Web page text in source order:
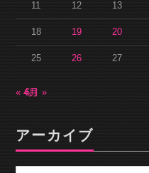
11 12 13
18 19 20
25 26 27
« 4月6月 »
アーカイブ